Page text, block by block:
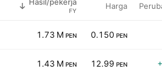
FY Harga
1.73 M PEN 0.150 PEN
1.43 M PEN 12.99 PEN